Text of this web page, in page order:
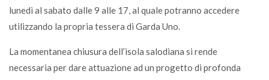
lunedì al sabato dalle 9 alle 17, al quale potranno accedere
utilizzando la propria tessera di Garda Uno.
La momentanea chiusura dell’isola salodiana si rende
necessaria per dare attuazione ad un progetto di profonda